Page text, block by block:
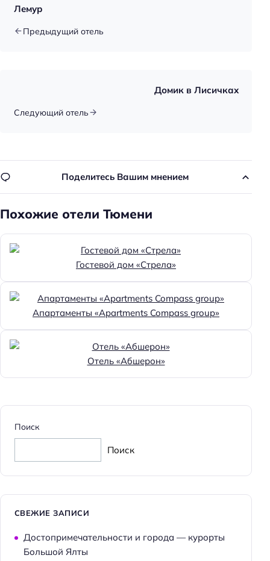
Лемур
Предыдущий отель
Домик в Лисичках
Следующий отель
Поделитесь Вашим мнением
Похожие отели Тюмени
Гостевой дом «Стрела»
Апартаменты «Apartments Compass group»
Отель «Абшерон»
Поиск
Поиск
СВЕЖИЕ ЗАПИСИ
Достопримечательности и города — курорты
Большой Ялты